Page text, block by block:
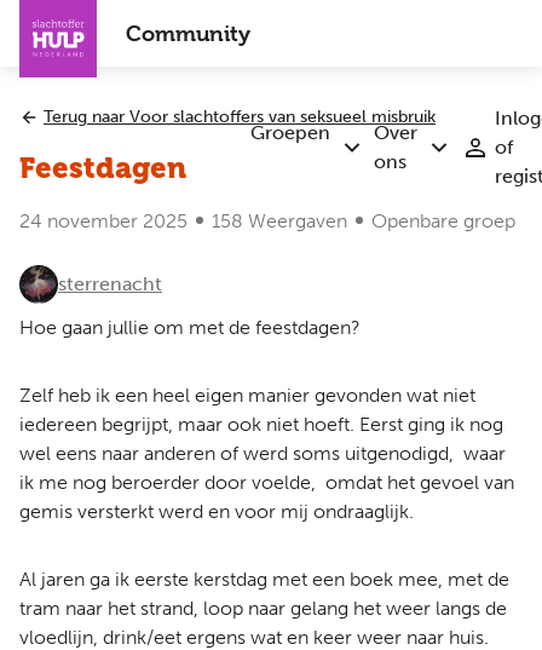
Overslaan
naar
inhoud
gaan
Community
Groepen
Submenu
Over
ons
Submenu
of
Terug naar Voor slachtoffers van seksueel misbruik
Feestdagen
24 november 2025 158 Weergaven Openbare groep
sterrenacht
Hoe gaan jullie om met de feestdagen?
Zelf heb ik een heel eigen manier gevonden wat niet
iedereen begrijpt, maar ook niet hoeft. Eerst ging ik nog
wel eens naar anderen of werd soms uitgenodigd, waar
ik me nog beroerder door voelde, omdat het gevoel van
gemis versterkt werd en voor mij ondraaglijk.
Al jaren ga ik eerste kerstdag met een boek mee, met de
tram naar het strand, loop naar gelang het weer langs de
vloedlijn, drink/eet ergens wat en keer weer naar huis.